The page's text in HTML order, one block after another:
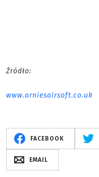
Źródło:
www.arniesairsoft.co.uk
FACEBOOK
EMAIL